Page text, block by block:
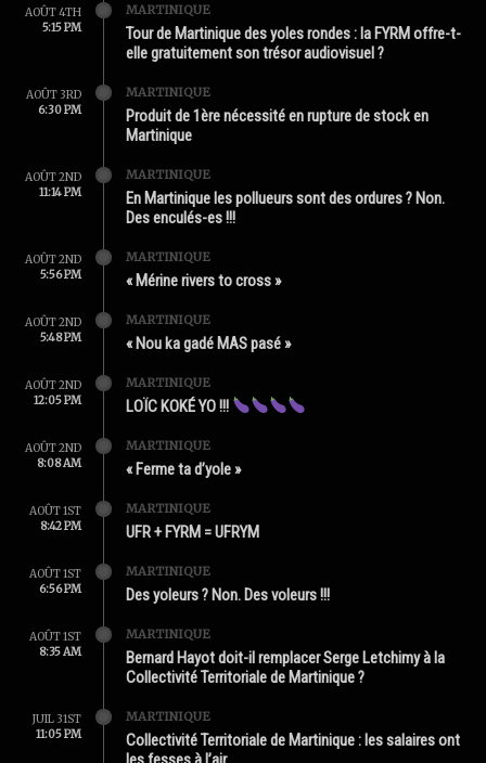
AOÛT 4TH
5:15 PM
MARTINIQUE
Tour de Martinique des yoles rondes : la FYRM offre-t-
elle gratuitement son trésor audiovisuel ?
AOÛT 3RD
6:30 PM
MARTINIQUE
Produit de 1ère nécessité en rupture de stock en
Martinique
AOÛT 2ND
11:14 PM
MARTINIQUE
En Martinique les pollueurs sont des ordures ? Non.
Des enculés-es !!!
AOÛT 2ND
5:56 PM
MARTINIQUE
« Mérine rivers to cross »
AOÛT 2ND
5:48 PM
MARTINIQUE
« Nou ka gadé MAS pasé »
AOÛT 2ND
12:05 PM
MARTINIQUE
LOÏC KOKÉ YO !!!
AOÛT 2ND
8:08 AM
MARTINIQUE
« Ferme ta d’yole »
AOÛT 1ST
8:42 PM
MARTINIQUE
UFR + FYRM = UFRYM
AOÛT 1ST
6:56 PM
MARTINIQUE
Des yoleurs ? Non. Des voleurs !!!
AOÛT 1ST
8:35 AM
MARTINIQUE
Bernard Hayot doit-il remplacer Serge Letchimy à la
Collectivité Territoriale de Martinique ?
JUIL 31ST
11:05 PM
MARTINIQUE
Collectivité Territoriale de Martinique : les salaires ont